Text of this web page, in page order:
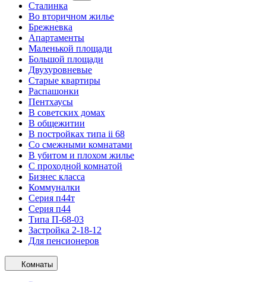
Сталинка
Во вторичном жилье
Брежневка
Апартаменты
Маленькой площади
Большой площади
Двухуровневые
Старые квартиры
Распашонки
Пентхаусы
В советских домах
В общежитии
В постройках типа ii 68
Со смежными комнатами
В убитом и плохом жилье
С проходной комнатой
Бизнес класса
Коммуналки
Серия п44т
Серия п44
Типа П-68-03
Застройка 2-18-12
Для пенсионеров
Комнаты